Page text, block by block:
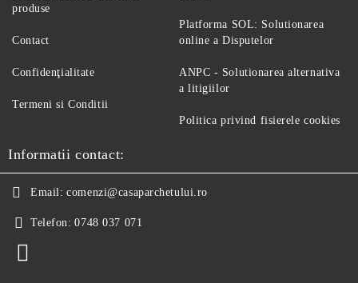
produse
Contact
Confidenţialitate
Termeni si Conditii
Platforma SOL: Solutionarea
online a Disputelor
ANPC - Solutionarea alternativa
a litigiilor
Politica privind fisierele cookies
Informatii contact:
Email: comenzi@casaparchetului.ro
Telefon: 0748 037 071